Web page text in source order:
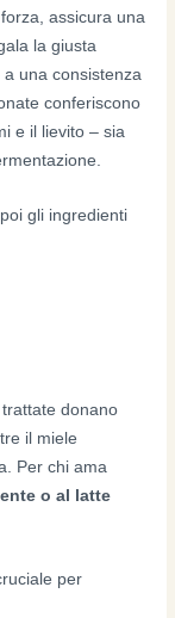
assicura una
la giusta
una consistenza
conferiscono
e il lievito – sia
gli ingredienti
donano
il miele
Per chi ama
o al latte
per